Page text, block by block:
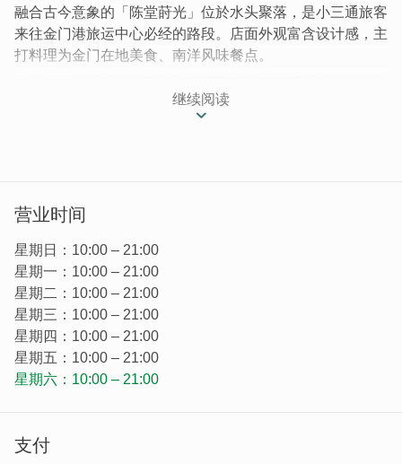
融合古今意象的「陈堂莳光」位於水头聚落，是小三通旅客
来往金门港旅运中心必经的路段。店面外观富含设计感，主
打料理为金门在地美食、南洋风味餐点。
早年金门有许多前往南洋打拼的青年，在外打拼有成後，带
着对故乡满满地情怀返乡，也带回不少建设及侨乡文化与料
面陈设等，将整体空间打造舒适有特色，并推出不少手路
菜。
继续阅读
营业时间
星期日：10:00 – 21:00
星期一：10:00 – 21:00
星期二：10:00 – 21:00
星期三：10:00 – 21:00
星期四：10:00 – 21:00
星期五：10:00 – 21:00
星期六：10:00 – 21:00
支付